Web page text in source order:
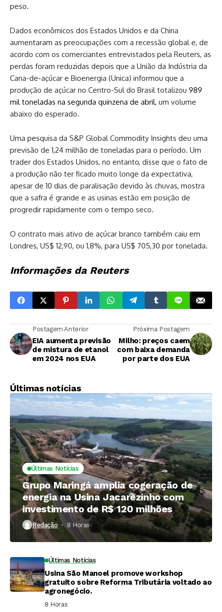
peso.
Dados econômicos dos Estados Unidos e da China
aumentaram as preocupações com a recessão global e, de
acordo com os comerciantes entrevistados pela Reuters, as
perdas foram reduzidas depois que a União da Indústria da
Cana-de-açúcar e Bioenergia (Unica) informou que a
produção de açúcar no Centro-Sul do Brasil totalizou 989
mil toneladas na segunda quinzena de abril, um volume
abaixo do esperado.
Uma pesquisa da S&P Global Commodity Insights deu uma
previsão de 1,24 milhão de toneladas para o período. Um
trader dos Estados Unidos, no entanto, disse que o fato de
a produção não ter ficado muito longe da expectativa,
apesar de 10 dias de paralisação devido às chuvas, mostra
que a safra é grande e as usinas estão em posição de
progredir rapidamente com o tempo seco.
O contrato mais ativo de açúcar branco também caiu em
Londres, US$ 12,90, ou 1,8%, para US$ 705,30 por tonelada.
Informações da Reuters
Postagem Anterior
EIA aumenta previsão
de mistura de etanol
em 2024 nos EUA
Próxima Postagem
Milho: preços caem
com baixa demanda
por parte dos EUA
Últimas notícias
Últimas Notícias
Grupo Maringá amplia cogeração de
energia na Usina Jacarezinho com
investimento de R$ 120 milhões
Redação 8 Horas ⁮
Últimas Notícias
Usina São Manoel promove workshop
gratuito sobre Reforma Tributária voltado ao
agronegócio.
8 Horas ⁮